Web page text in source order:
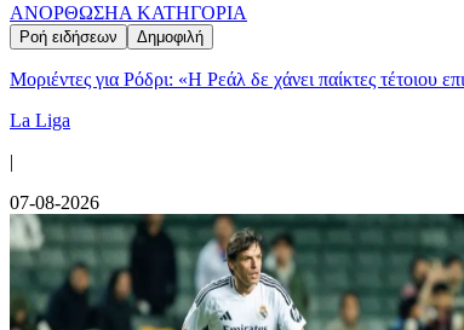
ΑΝΟΡΘΩΣΗΑ ΚΑΤΗΓΟΡΙΑ
Ροή ειδήσεων Δημοφιλή
Μοριέντες για Ρόδρι: «Η Ρεάλ δε χάνει παίκτες τέτοιου
La Liga
|
07-08-2026